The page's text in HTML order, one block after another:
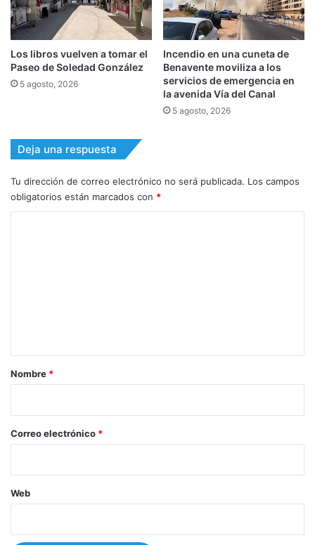
Los libros vuelven a tomar el
Paseo de Soledad González
5 agosto, 2026
Incendio en una cuneta de
Benavente moviliza a los
servicios de emergencia en
la avenida Vía del Canal
5 agosto, 2026
Deja una respuesta
Tu dirección de correo electrónico no será publicada. Los campos
obligatorios están marcados con *
r
*
Nombre *
Correo electrónico *
Web